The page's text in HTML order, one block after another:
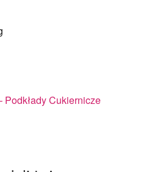
Podkłady Cukiernicze